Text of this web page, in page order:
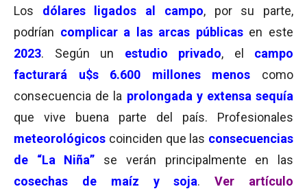
Los dólares ligados al campo, por su parte,
podrían complicar a las arcas públicasen este
2023. Según un estudio privado, el campo
facturará u$s 6.600 millones menos como
consecuencia de la prolongada y extensa sequía
que vive buena parte del país. Profesionales
meteorológicos coinciden que las consecuencias
de “La Niña”
se verán principalmente en las
cosechas de maíz y soja.Ver artículo